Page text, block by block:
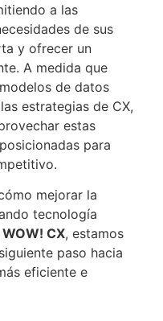
a las
de sus
y ofrecer un
A medida que
de datos
estrategias de CX,
estas
para
mejorar la
tecnología
WOW! CX, estamos
paso hacia
eficiente e